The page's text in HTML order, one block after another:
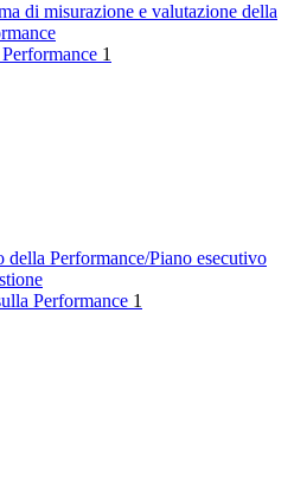
di misurazione e valutazione della
1
della Performance/Piano esecutivo
Performance 1